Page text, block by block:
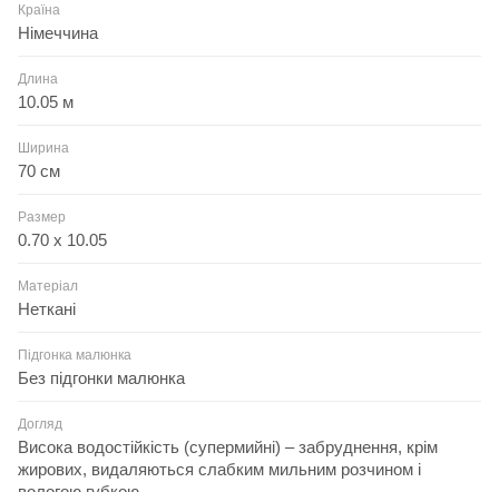
Країна
Німеччина
Длина
10.05 м
Ширина
70 см
Размер
0.70 x 10.05
Матеріал
Неткані
Підгонка малюнка
Без підгонки малюнка
Догляд
Висока водостійкість (супермийні) – забруднення, крім
жирових, видаляються слабким мильним розчином і